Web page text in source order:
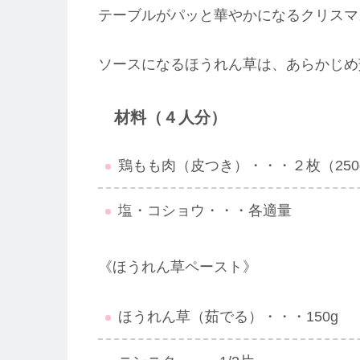
テーブルがパッと華やかになるクリス
ソースになるほうれん草は、あらかじ
材料（４人分）
鶏もも肉（皮つき）・・・２枚（
塩・コショウ・・・各適量
《ほうれん草ペースト》
ほうれん草（茹でる）・・・150g